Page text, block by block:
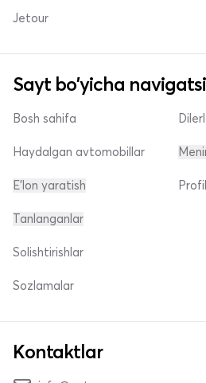
Jetour
Sayt bo'yicha
Bosh sahifa
Haydalgan avtomobillar
E'lon yaratish Profil
Tanlanganlar
Solishtirishlar
Sozlamalar
Kontaktlar